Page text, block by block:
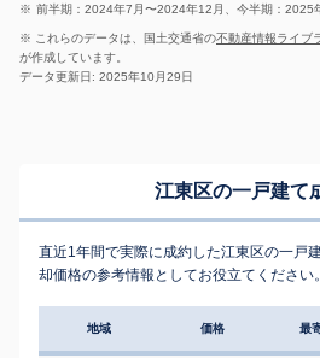
※ 前半期：2024年7月〜2024年12月、今半期：2025
※ これらのデータは、国土交通省の不動産情報ライブ
が作成しています。
データ更新日: 2025年10月29日
江東区の一戸建て
直近1年間で実際に成約した江東区の一戸
却価格の参考情報としてお役立てください。
地域 価格 最